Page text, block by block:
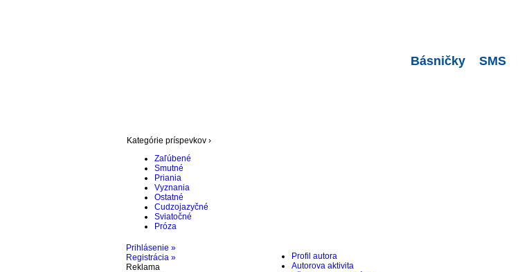
Básničky SMS
Kategórie príspevkov ›
Zaľúbené
Smutné
Priania
Vyznania
Ostatné
Cudzojazyčné
Sviatočné
Próza
Prihlásenie »
Registrácia »
Reklama
Profil autora
Autorova aktivita